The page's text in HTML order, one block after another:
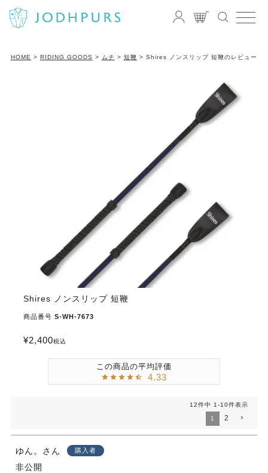
HOME RIDING GOODS ムチ 短鞭 Shires ノンスリップ 短鞭のレビュー
Shires ノンスリップ 短鞭
商品番号 S-WH-7673
¥2,400税込
4.33
12件中 1-10件表示
1 2
ゆん。 購入者
非公開